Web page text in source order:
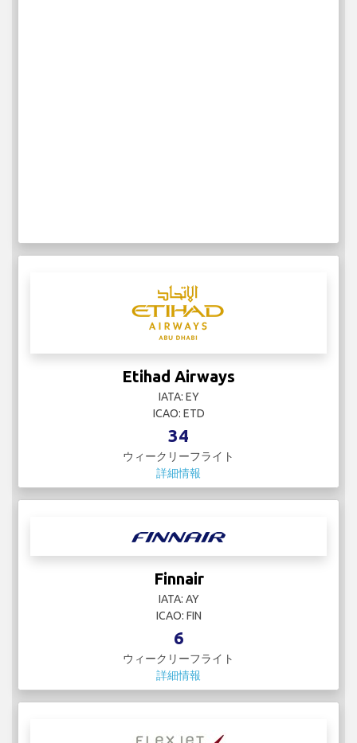
Etihad Airways
IATA: EY
ICAO: ETD
34
ウィークリーフライト
詳細情報
Finnair
IATA: AY
ICAO: FIN
6
ウィークリーフライト
詳細情報